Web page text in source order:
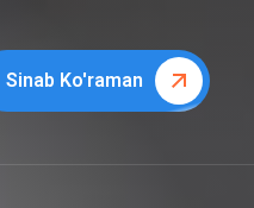
Sinab Ko'raman